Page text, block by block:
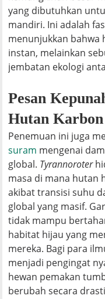
yang dibutuhkan
mandiri. Ini adalah
menunjukkan bahwa
instan, melainkan
jembatan ekologi
Pesan
Hutan
Penemuan ini juga
suram mengenai
global. Tyrannoroter
masa di mana hutan
akibat transisi suhu
global yang masif.
tidak mampu
habitat hijau yang
mereka. Bagi para
menjadi pengingat
hewan pemakan
berubah secara